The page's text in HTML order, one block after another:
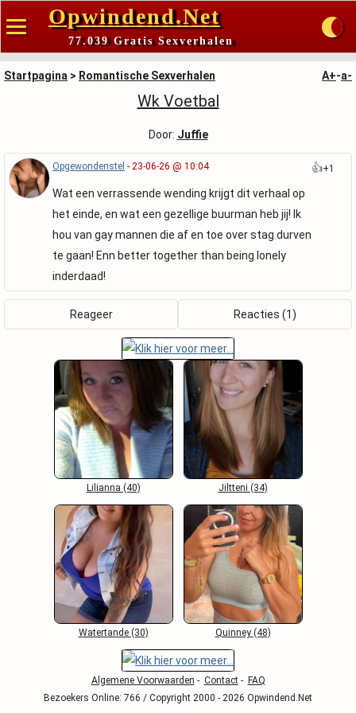
Opwindend.Net
77.039 Gratis Sexverhalen
Startpagina > Romantische Sexverhalen A+-a-
Wk Voetbal
Door: Juffie
Opgewondenstel - 23-06-26 @ 10:04
Wat een verrassende wending krijgt dit verhaal op
het einde, en wat een gezellige buurman heb jij! Ik
hou van gay mannen die af en toe over stag durven
te gaan! Enn better together than being lonely
inderdaad!
👍+1
Reageer Reacties (1)
Lilianna (40) Jiltteni (34)
Watertande (30) Quinney (48)
Algemene Voorwaarden - Contact- FAQ
Bezoekers Online: 766 / Copyright 2000 - 2026 Opwindend.Net